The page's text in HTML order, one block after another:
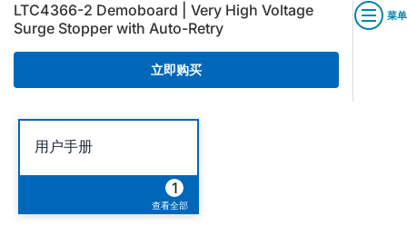
LTC4366-2 Demoboard | Very High Voltage
Surge Stopper with Auto-Retry
立即购买
菜单
用户手册
1
查看全部